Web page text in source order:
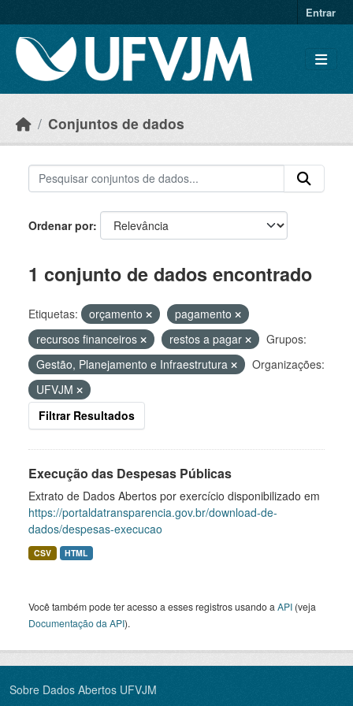
Entrar
Conjuntos de dados
Ordenar por
1 conjunto de dados encontrado
Etiquetas: orçamento
pagamento
recursos financeiros
restos a pagar
Grupos:
Gestão, Planejamento e Infraestrutura
Organizações:
UFVJM
Filtrar Resultados
Execução das Despesas Públicas
Extrato de Dados Abertos por exercício disponibilizado em
https://portaldatransparencia.gov.br/download-de-
dados/despesas-execucao
CSV HTML
Você também pode ter acesso a esses registros usando a API (veja
Documentação da API).
Sobre Dados Abertos UFVJM